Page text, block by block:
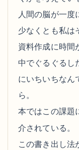
人間の脳が一度
少なくとも私は
資料作成に時間
中でぐるぐるし
にいちいちなん
ら。
本ではこの課題
介されている。
この書き出し法